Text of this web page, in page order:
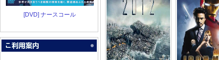
[DVD] ナースコール